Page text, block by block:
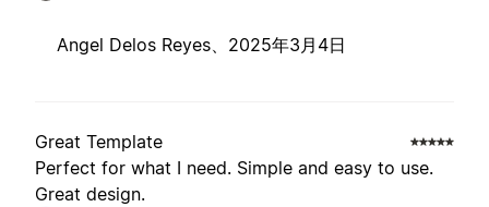
Angel Delos Reyes、 2025年3月4日
Great Template
Perfect for what I need. Simple and easy to use.
Great design.